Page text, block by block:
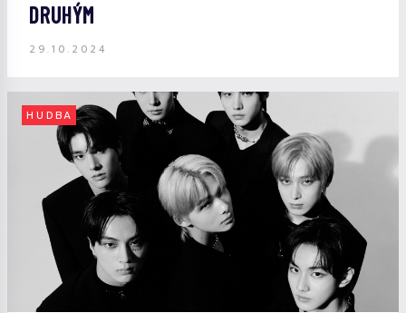
DRUHÝM
29.10.2024
HUDBA